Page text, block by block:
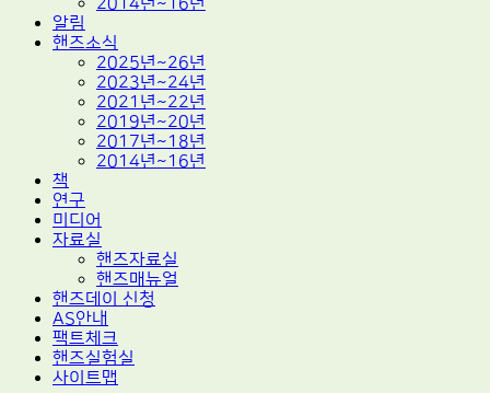
알림
핸즈소식
2025년~26년
2023년~24년
2021년~22년
2019년~20년
2017년~18년
2014년~16년
책
연구
미디어
자료실
핸즈자료실
핸즈매뉴얼
핸즈데이 신청
AS안내
팩트체크
핸즈실험실
사이트맵